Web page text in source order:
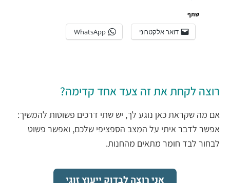
שתף
דואר אלקטרוני WhatsApp
רוצה לקחת את זה צעד אחד קדימה?
אם מה שקראת כאן נוגע לך, יש שתי דרכים פשוטות להמשיך:
אפשר לדבר איתי על המצב הספציפי שלכם, ואפשר פשוט
לבחור לבד חומר מתאים מהחנות.
אני רוצה לבדוק ייעוץ זוגי